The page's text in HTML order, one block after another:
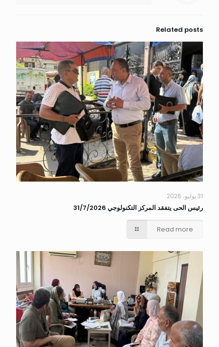
Related posts
31 يوليو، 2026
رئيس الحى يتفقد المركز التكنولوجي 31/7/2026
Read more